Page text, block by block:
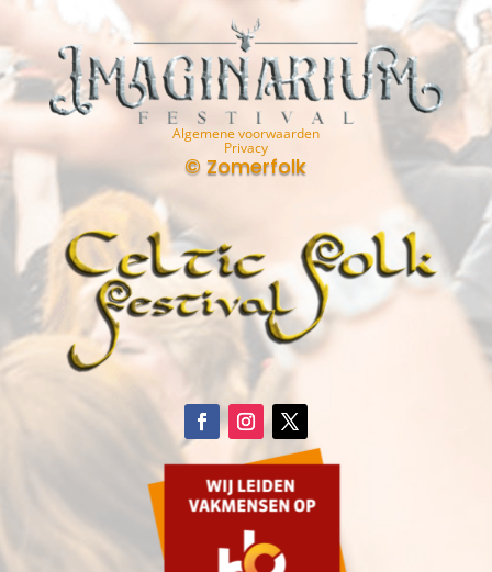
Algemene voorwaarden
Privacy
© Zomerfolk